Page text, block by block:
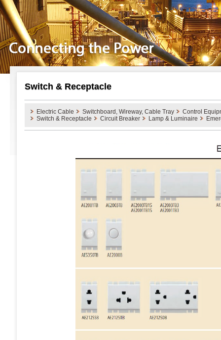
Switch & Receptacle
Electric Cable Switchboard, Wireway, Cable Tray
Control
Switch & Receptacle
Circuit Breaker Lamp & Luminaire